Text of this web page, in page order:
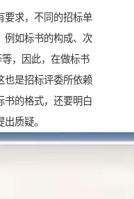
要求，不同的招标单
例如标书的构成、次
，因此，在做标书
也是招标评委所依赖
书的格式，还要明白
质疑。